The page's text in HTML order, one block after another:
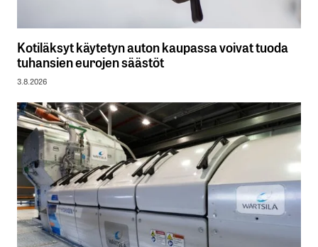
Kotiläksyt käytetyn auton kaupassa voivat tuoda
tuhansien eurojen säästöt
3.8.2026